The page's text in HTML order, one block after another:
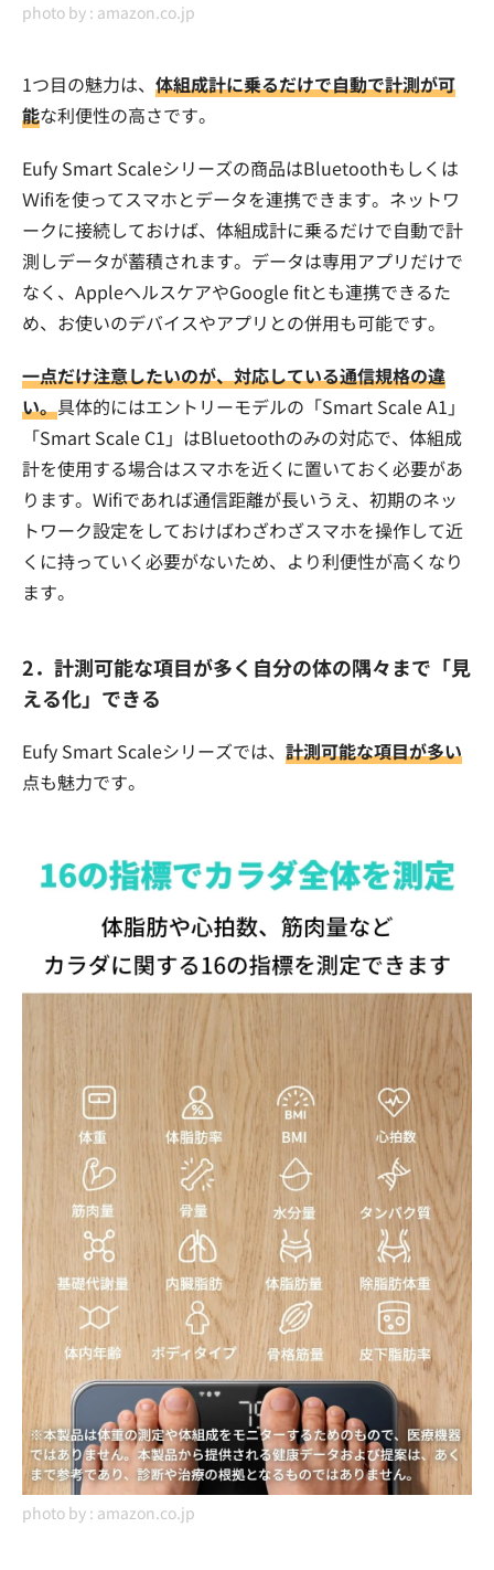
photo by : amazon.co.jp
1つ目の魅力は、 体組成計に乗るだけで自動で計測が可
能な利便性の高さです。
Eufy Smart Scaleシリーズの商品はBluetoothもしくは
Ｗifiを使ってスマホとデータを連携できます。ネットワ
ークに接続しておけば、体組成計に乗るだけで自動で計
測しデータが蓄積されます。データは専用アプリだけで
なく、AppleヘルスケアやGoogle fitとも連携できるた
め、お使いのデバイスやアプリとの併用も可能です。
一点だけ注意したいのが、対応している通信規格の違
い。具体的にはエントリーモデルの「Smart Scale A1」
「Smart Scale C1」はBluetoothのみの対応で、体組成
計を使用する場合はスマホを近くに置いておく必要があ
ります。Wifiであれば通信距離が長いうえ、初期のネッ
トワーク設定をしておけばわざわざスマホを操作して近
くに持っていく必要がないため、より利便性が高くなり
ます。
2．計測可能な項目が多く自分の体の隅々まで「見
える化」できる
Eufy Smart Scaleシリーズでは、 計測可能な項目が多い
点も魅力です。
photo by : amazon.co.jp